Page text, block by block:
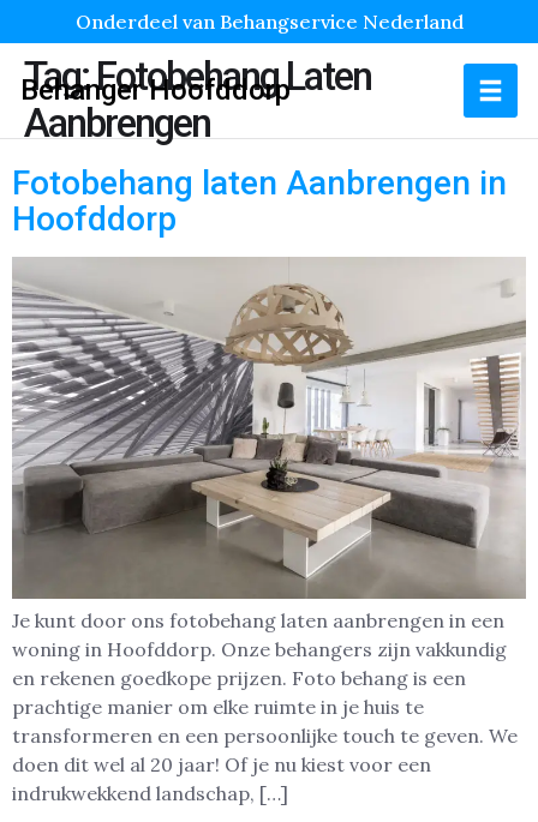
Onderdeel van Behangservice Nederland
Behanger Hoofddorp
Tag:Fotobehang Laten
Aanbrengen
Fotobehang laten Aanbrengen in
Hoofddorp
Je kunt door ons fotobehang laten aanbrengen in een
woning in Hoofddorp. Onze behangers zijn vakkundig
en rekenen goedkope prijzen. Foto behang is een
prachtige manier om elke ruimte in je huis te
transformeren en een persoonlijke touch te geven. We
doen dit wel al 20 jaar! Of je nu kiest voor een
indrukwekkend landschap, […]